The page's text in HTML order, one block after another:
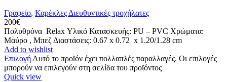
Γραφείο, Καρέκλες Διευθυντικές τροχήλατες
200€
Πολυθρόνα Relax Υλικό Κατασκευής: PU – PVC Χρώματα:
Μαύρο , Μπεζ Διαστάσεις: 0.67 x 0.72 x 1.20/1.28 cm
Add to wishlist
Επιλογή Αυτό το προϊόν έχει πολλαπλές παραλλαγές. Οι επιλογές
μπορούν να επιλεγούν στη σελίδα του προϊόντος
Quick view